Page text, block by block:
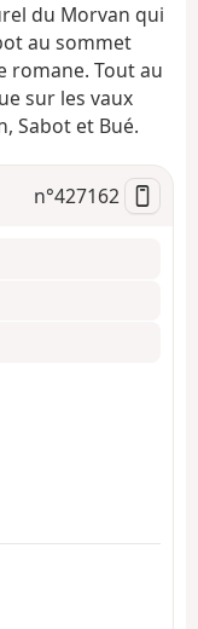
v
g
o
du Morvan qui
au sommet
romane. Tout au
sur les vaux
Sabot et Bué.
n°427162